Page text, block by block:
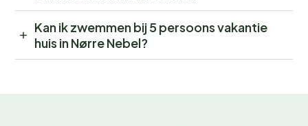
Kan ik zwemmen bij 5 persoons vakantie
huis in Nørre Nebel?